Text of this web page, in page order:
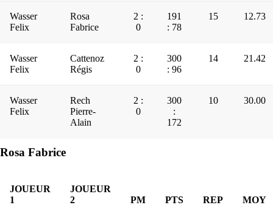
Wasser
Felix
Rosa
Fabrice
2 :
0
191
: 78
15 12.73
Wasser
Felix
Cattenoz
Régis
2 :
0
300
: 96
14 21.42
Wasser
Felix
Rech
Pierre-
Alain
2 :
0
300
:
172
10 30.00
Rosa Fabrice
JOUEUR
1
JOUEUR
2
PM PTS REP MOY